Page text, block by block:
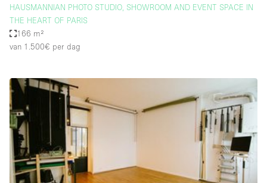
Kraampje / Marktkraam
Magazijn
Markt / Festival
Overige
Restaurant / Bar / Café
Unieke ruimte
Vergaderruimte
HAUSMANNIAN PHOTO STUDIO, SHOWROOM AND EVENT SPACE IN
THE HEART OF PARIS
166 m²
van 1.500€ per dag